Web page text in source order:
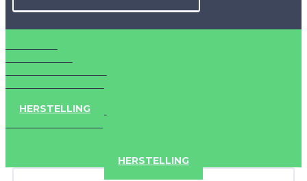
HERSTELLING
HERSTELLING